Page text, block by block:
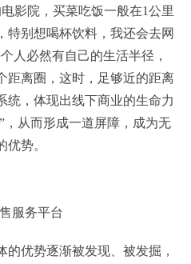
影院，买菜吃饭一般在1公里
特别想喝杯饮料，我还会去网
人必然有自己的生活半径，
距离圈，这时，足够近的距离
统，体现出线下商业的生命力
，从而形成一道屏障，成为无
势。
服务平台
的优势逐渐被发现、被发掘，